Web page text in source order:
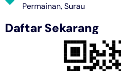
Permainan, Surau
Daftar Sekarang